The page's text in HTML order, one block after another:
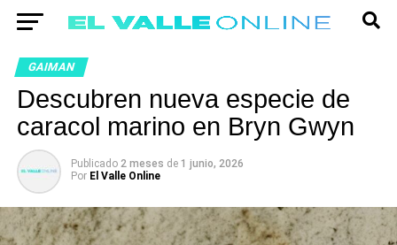
GAIMAN
Descubren nueva especie de
caracol marino en Bryn Gwyn
Publicado 2 meses de 1 junio, 2026
Por El Valle Online